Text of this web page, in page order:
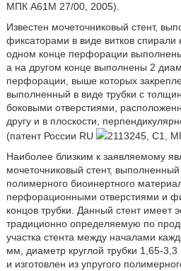
МПК A61M 27/00, 2005).
Известен мочеточниковый стент,
фиксаторами в виде витков спирали
одном конце перфорации
а на другом конце выполнены 2
перфорации, выше которых
выполненный в виде трубки с
боковыми отверстиями,
другу и в плоскости,
(патент России RU
2113245, C1,
Наиболее близким к заявляемому
мочеточниковый стент, выполненный
полимерного биоинертного
перфорационными отверстиями и
концов трубки. Данный стент имеет
традиционно определяемую по
участка стента между началами
мм, диаметр круглой трубки 1,65-
и изготовлен из упругого